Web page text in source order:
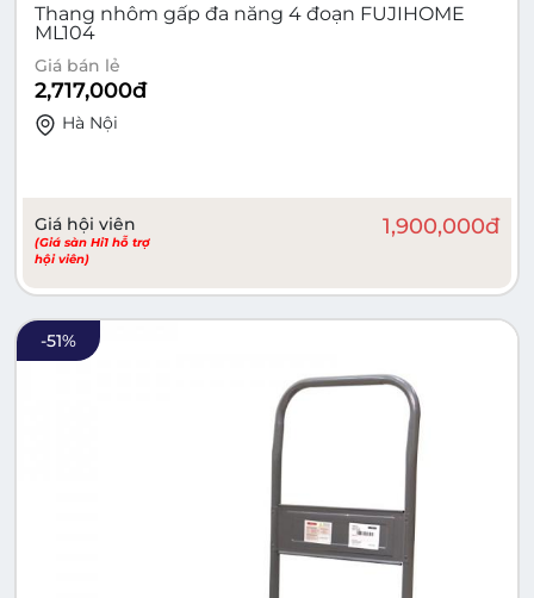
Thang nhôm gấp đa năng 4 đoạn FUJIHOME
ML104
Giá bán lẻ
2,717,000đ
Hà Nội
Giá hội viên
(Giá sàn Hi1 hỗ trợ
hội viên)
1,900,000đ
-51%